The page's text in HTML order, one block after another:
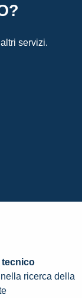
servizi.
ricerca della